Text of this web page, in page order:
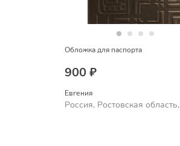
Обложка для паспорта
900 ₽
Евгения
Россия, Ростовская область,